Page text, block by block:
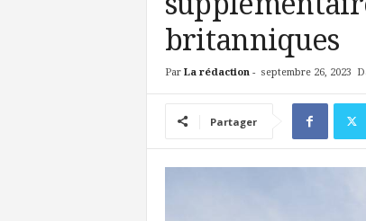
britanniques
Par La rédaction- septembre 26, 2023
Partager